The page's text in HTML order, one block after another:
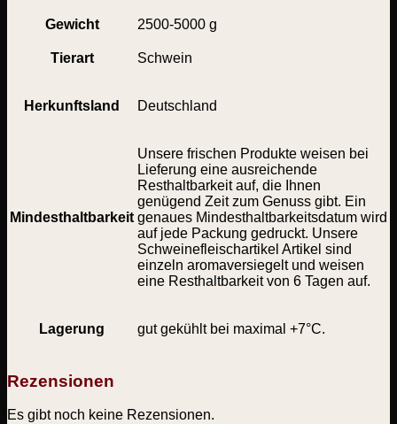
Gewicht 2500-5000 g
Tierart Schwein
Herkunftsland Deutschland
Mindesthaltbarkeit
Unsere frischen Produkte weisen bei
Lieferung eine ausreichende
Resthaltbarkeit auf, die Ihnen
genügend Zeit zum Genuss gibt. Ein
genaues Mindesthaltbarkeitsdatum wird
auf jede Packung gedruckt. Unsere
Schweinefleischartikel Artikel sind
einzeln aromaversiegelt und weisen
eine Resthaltbarkeit von 6 Tagen auf.
Lagerung gut gekühlt bei maximal +7°C.
Rezensionen
Es gibt noch keine Rezensionen.